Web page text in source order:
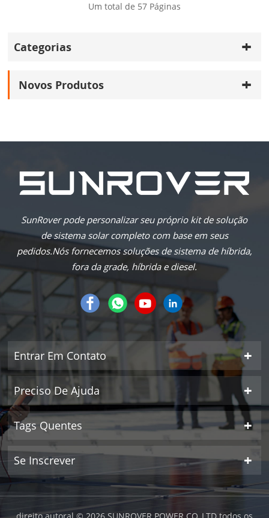
Um total de 57Páginas
Categorias
Novos Produtos
SunRover pode personalizar seu próprio kit de solução
de sistema solar completo com base em seus
pedidos.Nós fornecemos soluções de sistema de híbrida,
fora da grade, híbrida e diesel.
Entrar Em Contato
Preciso De Ajuda
Tags Quentes
Se Inscrever